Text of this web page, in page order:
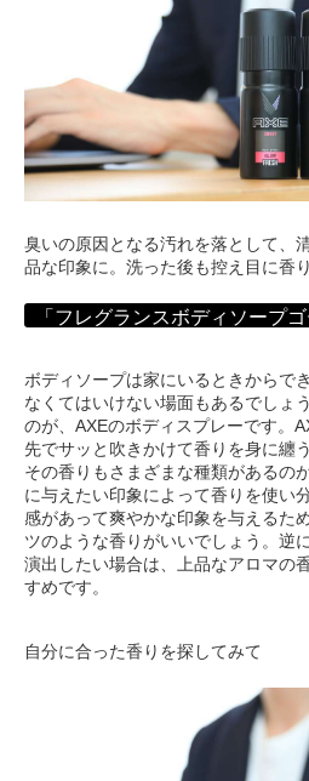
臭いの原因となる汚れを落として、
品な印象に。洗った後も控え目に香り
「フレグランスボディソープ
ボディソープは家にいるときからで
なくてはいけない場面もあるでしょ
のが、AXEのボディスプレーです。
先でサッと吹きかけて香りを身に纏
その香りもさまざまな種類があるの
に与えたい印象によって香りを使い
感があって爽やかな印象を与えるた
ツのような香りがいいでしょう。逆
演出したい場合は、上品なアロマの
すめです。
自分に合った香りを探してみて